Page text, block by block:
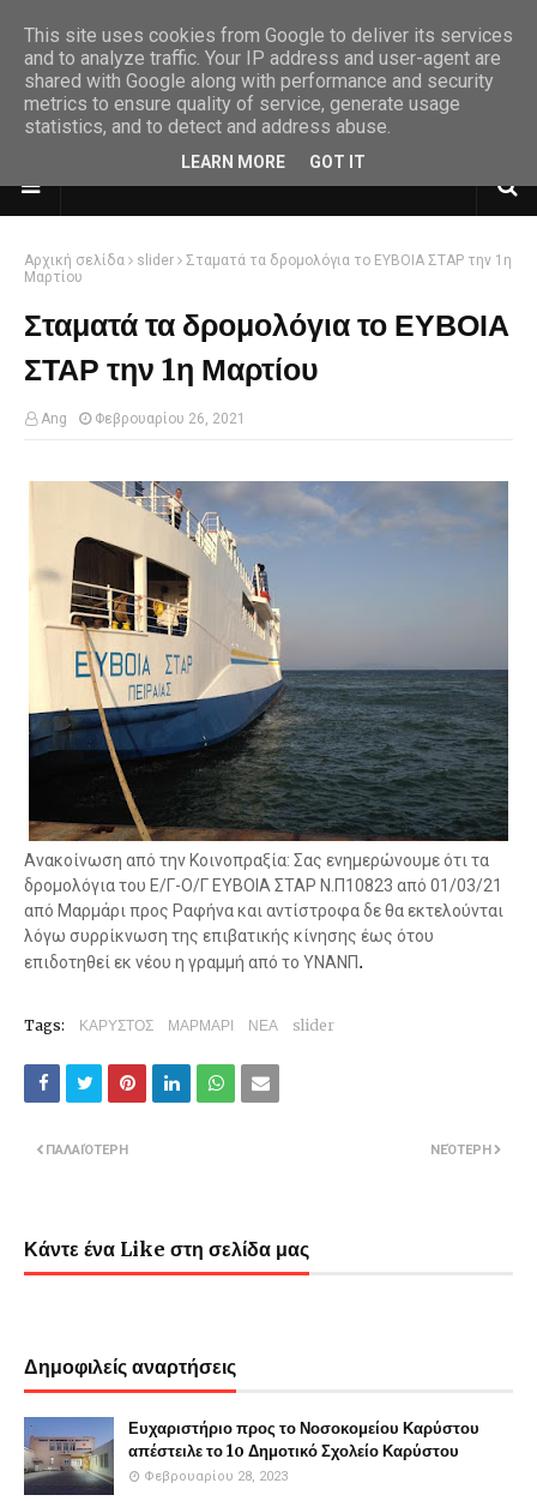
Αρχική σελίδα slider
Σταματά τα δρομολόγια το ΕΥΒΟΙΑ ΣΤΑΡ την 1η
Μαρτίου
Σταματά τα δρομολόγια το ΕΥΒΟΙΑ
ΣΤΑΡ την 1η Μαρτίου
Ang Φεβρουαρίου 26, 2021
Ανακοίνωση από την Κοινοπραξία: Σας ενημερώνουμε ότι τα
δρομολόγια του Ε/Γ-Ο/Γ EYBOIA ΣΤΑΡ Ν.Π10823 από 01/03/21
από Μαρμάρι προς Ραφήνα και αντίστροφα δε θα εκτελούνται
λόγω συρρίκνωση της επιβατικής κίνησης έως ότου
επιδοτηθεί εκ νέου η γραμμή από το ΥΝΑΝΠ.
Tags: ΚΑΡΥΣΤΟΣ ΜΑΡΜΑΡΙ ΝΕΑ slider
ΝΕΌΤΕΡΗ
ΠΑΛΑΙΌΤΕΡΗ
Κάντε ένα Like στη σελίδα μας
Δημοφιλείς αναρτήσεις
Ευχαριστήριο προς το Νοσοκομείου Καρύστου
απέστειλε το 1o Δημοτικό Σχολείο Καρύστου
Φεβρουαρίου 28, 2023
This site uses cookies from Google to deliver its services
and to analyze traffic. Your IP address and user-agent are
shared with Google along with performance and security
metrics to ensure quality of service, generate usage
statistics, and to detect and address abuse.
LEARN MORE GOT IT